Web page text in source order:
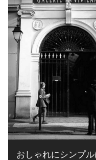
おしゃれにシンプ